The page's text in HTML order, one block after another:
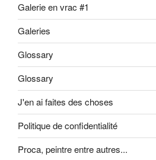
Galerie en vrac #1
Galeries
Glossary
Glossary
J'en ai faites des choses
Politique de confidentialité
Proca, peintre entre autres...